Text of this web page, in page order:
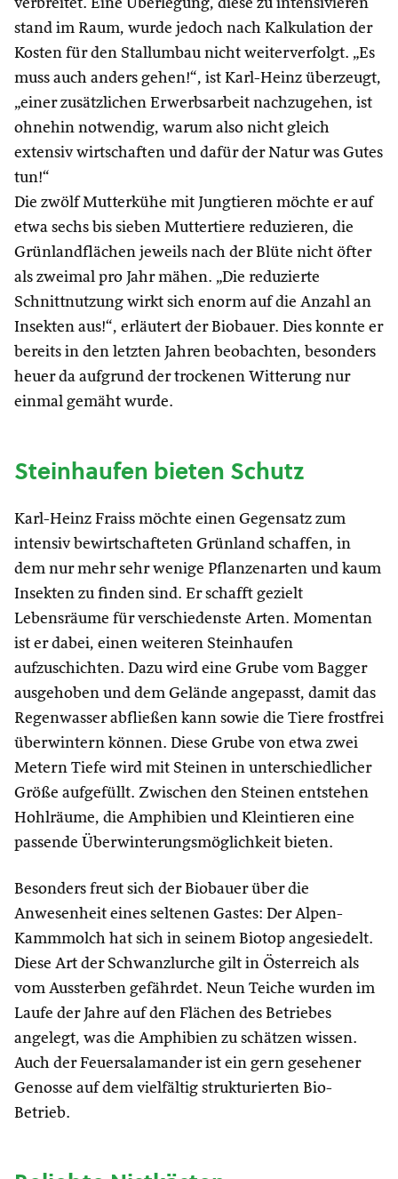
verbreitet. Eine Überlegung, diese zu intensivieren
stand im Raum, wurde jedoch nach Kalkulation der
Kosten für den Stallumbau nicht weiterverfolgt. „Es
muss auch anders gehen!“, ist Karl-Heinz überzeugt,
„einer zusätzlichen Erwerbsarbeit nachzugehen, ist
ohnehin notwendig, warum also nicht gleich
extensiv wirtschaften und dafür der Natur was Gutes
tun!“
Die zwölf Mutterkühe mit Jungtieren möchte er auf
etwa sechs bis sieben Muttertiere reduzieren, die
Grünlandflächen jeweils nach der Blüte nicht öfter
als zweimal pro Jahr mähen. „Die reduzierte
Schnittnutzung wirkt sich enorm auf die Anzahl an
Insekten aus!“, erläutert der Biobauer. Dies konnte er
bereits in den letzten Jahren beobachten, besonders
heuer da aufgrund der trockenen Witterung nur
einmal gemäht wurde.
Steinhaufen bieten Schutz
Karl-Heinz Fraiss möchte einen Gegensatz zum
intensiv bewirtschafteten Grünland schaffen, in
dem nur mehr sehr wenige Pflanzenarten und kaum
Insekten zu finden sind. Er schafft gezielt
Lebensräume für verschiedenste Arten. Momentan
ist er dabei, einen weiteren Steinhaufen
aufzuschichten. Dazu wird eine Grube vom Bagger
ausgehoben und dem Gelände angepasst, damit das
Regenwasser abfließen kann sowie die Tiere frostfrei
überwintern können. Diese Grube von etwa zwei
Metern Tiefe wird mit Steinen in unterschiedlicher
Größe aufgefüllt. Zwischen den Steinen entstehen
Hohlräume, die Amphibien und Kleintieren eine
passende Überwinterungsmöglichkeit bieten.
Besonders freut sich der Biobauer über die
Anwesenheit eines seltenen Gastes: Der Alpen-
Kammmolch hat sich in seinem Biotop angesiedelt.
Diese Art der Schwanzlurche gilt in Österreich als
vom Aussterben gefährdet. Neun Teiche wurden im
Laufe der Jahre auf den Flächen des Betriebes
angelegt, was die Amphibien zu schätzen wissen.
Auch der Feuersalamander ist ein gern gesehener
Genosse auf dem vielfältig strukturierten Bio-
Betrieb.